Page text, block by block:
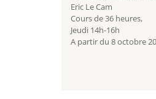
Eric Le Cam
Cours de 36 heures,
Jeudi 14h-16h
A partir du 8 octobre